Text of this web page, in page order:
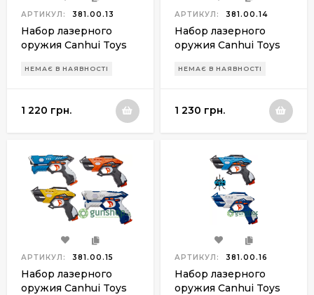
АРТИКУЛ: 381.00.13
Набор лазерного
оружия Canhui Toys
BB8823F (2 пистолета
НЕМАЄ В НАЯВНОСТІ
1 220 грн.
АРТИКУЛ: 381.00.14
Набор лазерного
оружия Canhui Toys
BB8823G (2 пистолета
НЕМАЄ В НАЯВНОСТІ
1 230 грн.
АРТИКУЛ: 381.00.15
Набор лазерного
оружия Canhui Toys
АРТИКУЛ: 381.00.16
Набор лазерного
оружия Canhui Toys